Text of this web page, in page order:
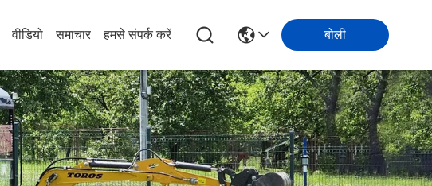
वीडियो समाचार हमसे संपर्क करें बोली